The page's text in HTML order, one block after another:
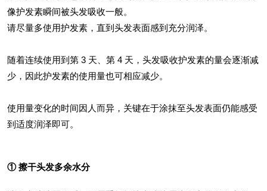
像护发素瞬间被头发吸收一般。
请尽量多使用护发素，直到头发表面感到充分润泽。
随着连续使用到第 3 天、第 4 天，头发吸收护发素的量会逐渐减
少，因此护发素的使用量也可相应减少。
使用量变化的时间因人而异，关键在于涂抹至头发表面仍能感受
到适度润泽即可。
① 擦干头发多余水分